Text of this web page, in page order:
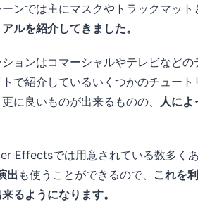
ンでは主にマスクやトラックマット
ルを紹介してきました。
ョンはコマーシャルやテレビなど
で紹介しているいくつかのチュー
に良いものが出来るものの、
人に
Effectsでは用意されている数多く
出も使うことができるので、 これを
るようになります。